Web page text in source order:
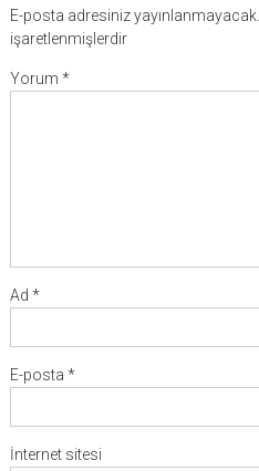
E-posta adresiniz yayınlanmayacak.
işaretlenmişlerdir
Yorum *
Ad *
E-posta *
İnternet sitesi